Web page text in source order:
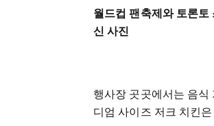
월드컵 팬축제와 토론토
신 사진
행사장 곳곳에서는 음식
디엄 사이즈 저크 치킨